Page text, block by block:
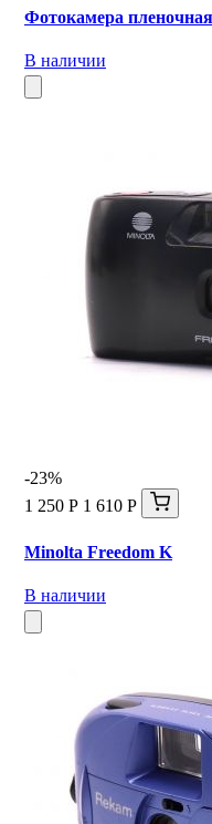
Фотокамера
В наличии
-23%
1 250 Р 1 610 Р
Minolta Freedom K
В наличии